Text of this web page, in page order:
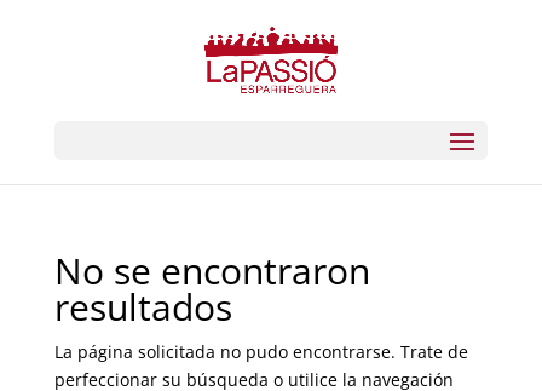
No se encontraron
resultados
La página solicitada no pudo encontrarse. Trate de
perfeccionar su búsqueda o utilice la navegación